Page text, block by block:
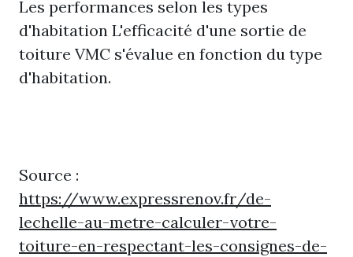
Les performances selon les types
d'habitation L'efficacité d'une sortie de
toiture VMC s'évalue en fonction du type
d'habitation.
Source :
https://www.expressrenov.fr/de-
lechelle-au-metre-calculer-votre-
toiture-en-respectant-les-consignes-de-